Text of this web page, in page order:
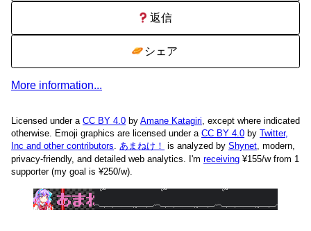
返信
シェア
More information...
Licensed under a CC BY 4.0 by Amane Katagiri, except where indicated
otherwise. Emoji graphics are licensed under a CC BY 4.0 by Twitter,
Inc and other contributors. あまねけ！ is analyzed by Shynet, modern,
privacy-friendly, and detailed web analytics. I'm receiving ¥155/w from 1
supporter (my goal is ¥250/w).